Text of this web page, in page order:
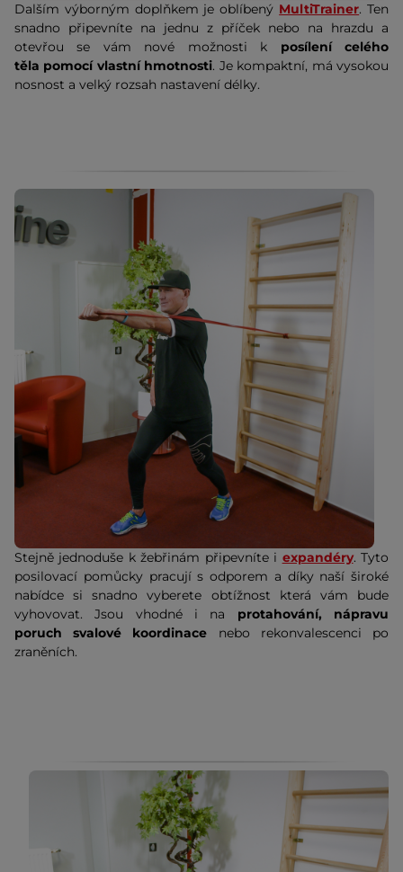
Dalším výborným doplňkem je oblíbený MultiTrainer. Ten
snadno připevníte na jednu z příček nebo na hrazdu a
otevřou se vám nové možnosti k posílení celého
těla pomocí vlastní hmotnosti. Je kompaktní, má vysokou
nosnost a velký rozsah nastavení délky.
Stejně jednoduše k žebřinám připevníte i expandéry. Tyto
posilovací pomůcky pracují s odporem a díky naší široké
nabídce si snadno vyberete obtížnost která vám bude
vyhovovat. Jsou vhodné i na protahování, nápravu
poruch svalové koordinace nebo rekonvalescenci po
zraněních.